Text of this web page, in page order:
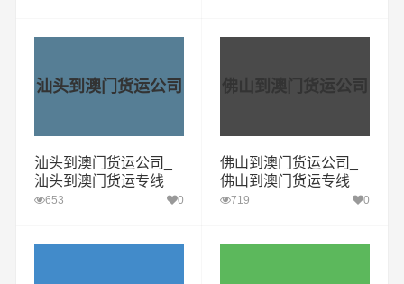
汕头到澳门货运公司
汕头到澳门货运公司_
汕头到澳门货运专线
653 0
佛山到澳门货运公司
佛山到澳门货运公司_
佛山到澳门货运专线
719 0